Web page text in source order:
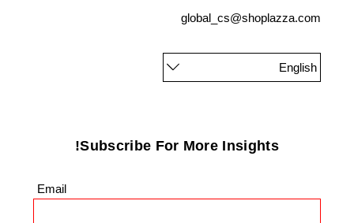
global_cs@shoplazza.com
English
Subscribe For More Insights!
Email